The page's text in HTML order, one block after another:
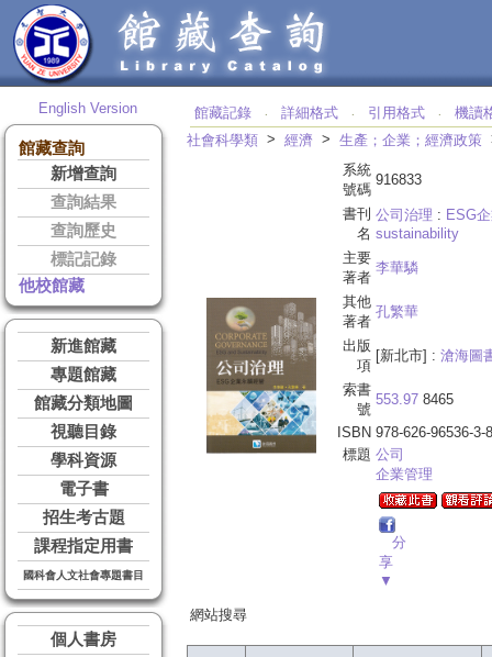
English Version
館藏查詢
新增查詢
查詢結果
查詢歷史
標記記錄
他校館藏
新進館藏
專題館藏
館藏分類地圖
視聽目錄
學科資源
電子書
招生考古題
課程指定用書
國科會人文社會專題書目
個人書房
館藏記錄 ‧ 詳細格式 ‧ 引用格式 ‧
機讀
社會科學類 > 經濟 > 生產；企業；經濟政策
系統
號碼
916833
書刊
名
公司治理 : ESG
sustainability
主要
著者
李華驎
其他
著者
孔繁華
出版
項
[新北市] : 滄海圖
索書
號
553.97 8465
ISBN 978-626-96536-3-8
標題 公司
企業管理
分
享
▼
網站搜尋